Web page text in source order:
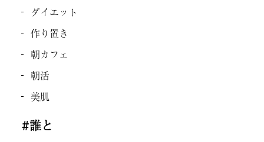
ダイエット
作り置き
朝カフェ
朝活
美肌
#誰と